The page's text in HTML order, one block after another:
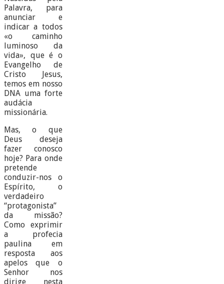
Palavra, para
anunciar e
indicar a todos
«o caminho
luminoso da
vida», que é o
Evangelho de
Cristo Jesus,
temos em nosso
DNA uma forte
audácia
missionária.
Mas, o que
Deus deseja
fazer conosco
hoje? Para onde
pretende
conduzir-nos o
Espírito, o
verdadeiro
“protagonista”
da missão?
Como exprimir
a profecia
paulina em
resposta aos
apelos que o
Senhor nos
dirige nesta